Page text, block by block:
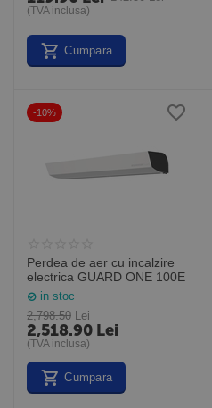
(TVA inclusa)
Cumpara
-10%
Perdea de aer cu incalzire
electrica GUARD ONE 100E
in stoc
2,798.50 Lei
2,518.90 Lei
(TVA inclusa)
Cumpara